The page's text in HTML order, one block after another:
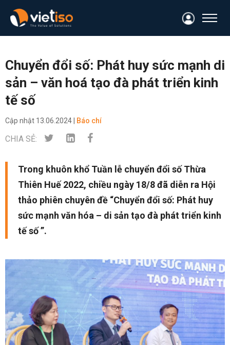
Chuyển đổi số: Phát huy sức mạnh di
sản – văn hoá tạo đà phát triển kinh
tế số
Cập nhật 13.06.2024 | Báo chí
CHIA SẺ:
Trong khuôn khổ Tuần lễ chuyển đổi số Thừa
Thiên Huế 2022, chiều ngày 18/8 đã diễn ra Hội
thảo phiên chuyên đề “Chuyển đổi số: Phát huy
sức mạnh văn hóa – di sản tạo đà phát triển kinh
tế số ”.